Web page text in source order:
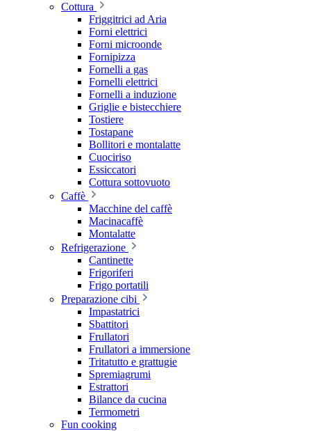
Cottura
Friggitrici ad Aria
Forni elettrici
Forni microonde
Fornipizza
Fornelli a gas
Fornelli elettrici
Fornelli a induzione
Griglie e bistecchiere
Tostiere
Tostapane
Bollitori e montalatte
Cuociriso
Essiccatori
Cottura sottovuoto
Caffè
Macchine del caffè
Macinacaffè
Montalatte
Refrigerazione
Cantinette
Frigoriferi
Frigo portatili
Preparazione cibi
Impastatrici
Sbattitori
Frullatori
Frullatori a immersione
Tritatutto e grattugie
Spremiagrumi
Estrattori
Bilance da cucina
Termometri
Fun cooking